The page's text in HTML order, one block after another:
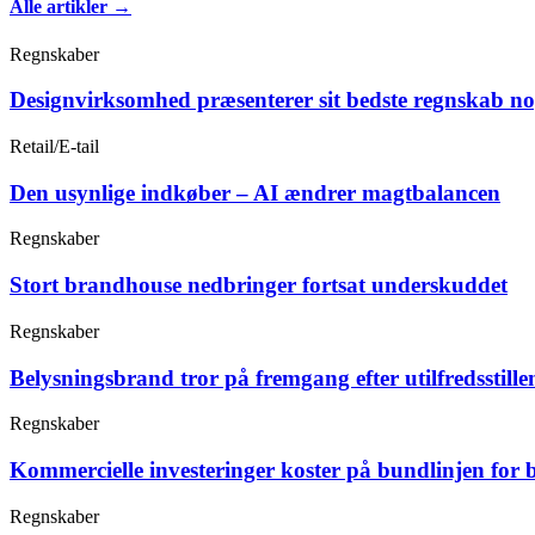
Alle artikler →
Regnskaber
Designvirksomhed præsenterer sit bedste regnskab
Retail/E-tail
Den usynlige indkøber – AI ændrer magtbalancen
Regnskaber
Stort brandhouse nedbringer fortsat underskuddet
Regnskaber
Belysningsbrand tror på fremgang efter
Regnskaber
Kommercielle investeringer koster på bundlinjen for
Regnskaber